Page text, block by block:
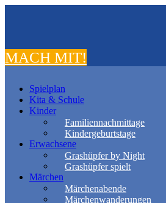
MACH MIT!
Spielplan
Kita & Schule
Kinder
Familiennachmittage
Kindergeburtstage
Erwachsene
Grashüpfer by Night
Grashüpfer spielt
Märchen
Märchenabende
Märchenwanderungen